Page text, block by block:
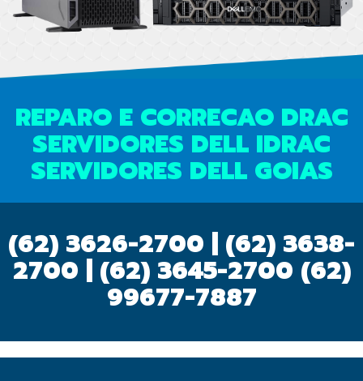
REPARO E CORRECAO DRAC
SERVIDORES DELL IDRAC
SERVIDORES DELL GOIAS
(62) 3626-2700 | (62) 3638-
2700 | (62) 3645-2700 (62)
99677-7887